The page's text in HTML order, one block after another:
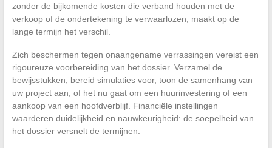
zonder de bijkomende kosten die verband houden met de
verkoop of de ondertekening te verwaarlozen, maakt op de
lange termijn het verschil.
Zich beschermen tegen onaangename verrassingen vereist een
rigoureuze voorbereiding van het dossier. Verzamel de
bewijsstukken, bereid simulaties voor, toon de samenhang van
uw project aan, of het nu gaat om een huurinvestering of een
aankoop van een hoofdverblijf. Financiële instellingen
waarderen duidelijkheid en nauwkeurigheid: de soepelheid van
het dossier versnelt de termijnen.